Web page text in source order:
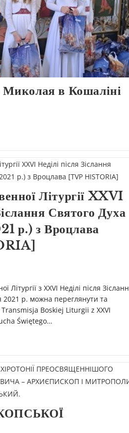
в Кошаліні
Літургії XXVI
Святого Духа
р.) з Вроцлава
Літургії з XXVI Неділі після
2021 р. можна переглянути та
Boskiej Liturgii z XXVI
Świętego…